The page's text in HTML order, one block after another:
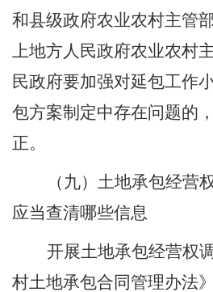
和县级政府农业农村主管
上地方人民政府农业农村
民政府要加强对延包工作
包方案制定中存在问题的
正。
（九）土地承包经营
应当查清哪些信息
开展土地承包经营权
村土地承包合同管理办法